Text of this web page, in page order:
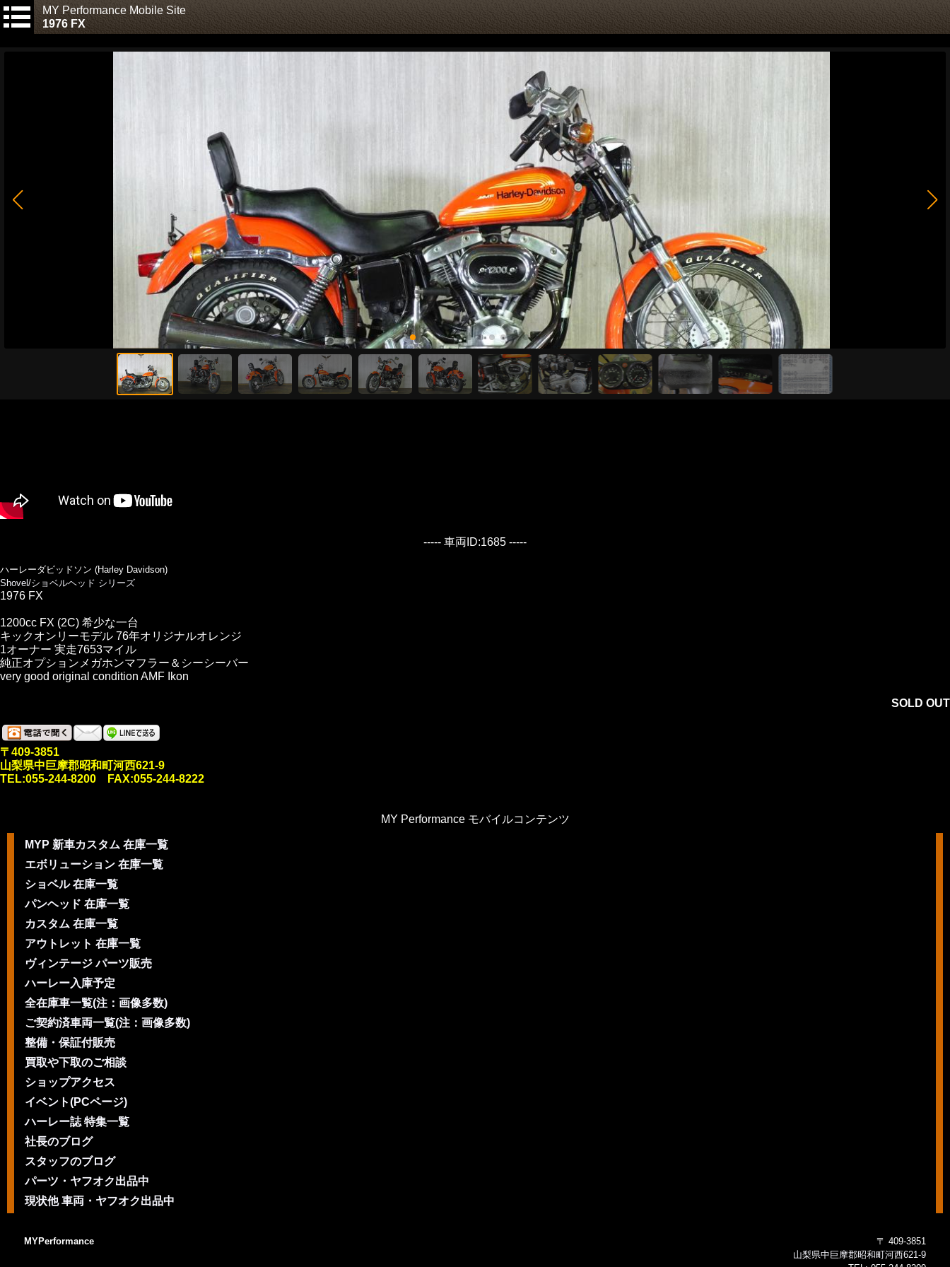
MY Performance Mobile Site
1976 FX
----- 車両ID:1685 -----
ハーレーダビッドソン (Harley Davidson)
Shovel/ショベルヘッド シリーズ
1976 FX
1200cc FX (2C) 希少な一台
キックオンリーモデル 76年オリジナルオレンジ
1オーナー 実走7653マイル
純正オプションメガホンマフラー＆シーシーバー
very good original condition AMF Ikon
SOLD OUT
〒409-3851
山梨県中巨摩郡昭和町河西621-9
TEL:055-244-8200 FAX:055-244-8222
MY Performance モバイルコンテンツ
MYP 新車カスタム 在庫一覧
エボリューション 在庫一覧
ショベル 在庫一覧
パンヘッド 在庫一覧
カスタム 在庫一覧
アウトレット 在庫一覧
ヴィンテージ パーツ販売
ハーレー入庫予定
全在庫車一覧(注：画像多数)
ご契約済車両一覧(注：画像多数)
整備・保証付販売
買取や下取のご相談
ショップアクセス
イベント(PCページ)
ハーレー誌 特集一覧
社長のブログ
スタッフのブログ
パーツ・ヤフオク出品中
現状他 車両・ヤフオク出品中
MYPerformance
〒 409-3851
山梨県中巨摩郡昭和町河西621-9